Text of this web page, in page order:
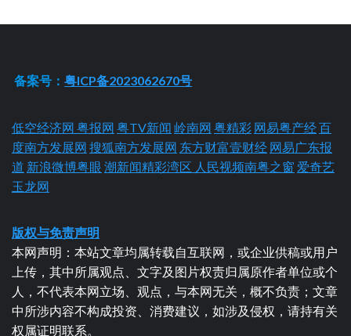
备案号：粤ICP备2023062670号
低空经济网 粤报网 粤TV新闻 岭南网 粤精彩 网易粤产经百
度南方发展网 搜狐南方发展网 东方财富壹财经 网易广东报
道 新浪微博粤眼 潮新闻精彩湾区 人民视频南粤之窗 爱奇艺
玉龙网
版权与免责声明
本网声明：本站文章均属转载自互联网，或企业供稿或用户
上传，其中所属观点、文字及图片权责归属原作者单位或个
人，不代表本网立场、观点，与本网无关，概不负责；文章
中所涉内容不构成投资、消费建议，如涉及侵权，请持有关
权属证明联系。